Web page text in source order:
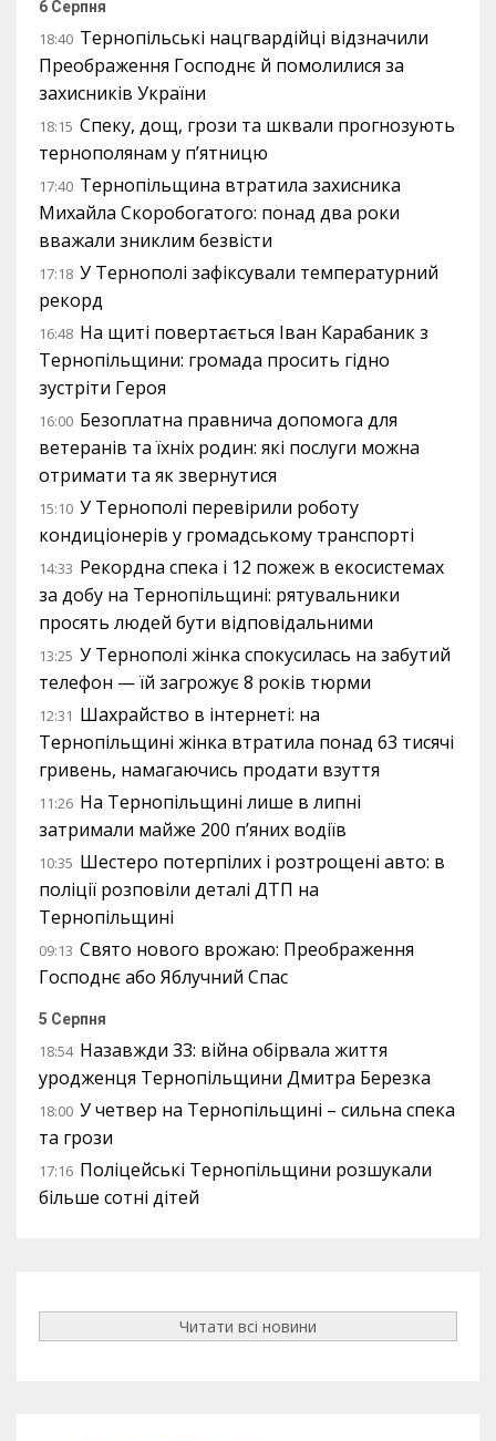
6 Серпня
18:40 Тернопільські нацгвардійці відзначили
Преображення Господнє й помолилися за
захисників України
18:15 Спеку, дощ, грози та шквали прогнозують
тернополянам у п’ятницю
17:40 Тернопільщина втратила захисника
Михайла Скоробогатого: понад два роки
вважали зниклим безвісти
17:18 У Тернополі зафіксували температурний
рекорд
16:48 На щиті повертається Іван Карабаник з
Тернопільщини: громада просить гідно
зустріти Героя
16:00 Безоплатна правнича допомога для
ветеранів та їхніх родин: які послуги можна
отримати та як звернутися
15:10 У Тернополі перевірили роботу
кондиціонерів у громадському транспорті
14:33 Рекордна спека і 12 пожеж в екосистемах
за добу на Тернопільщині: рятувальники
просять людей бути відповідальними
13:25 У Тернополі жінка спокусилась на забутий
телефон — їй загрожує 8 років тюрми
12:31 Шахрайство в інтернеті: на
Тернопільщині жінка втратила понад 63 тисячі
гривень, намагаючись продати взуття
11:26 На Тернопільщині лише в липні
затримали майже 200 п’яних водіїв
10:35 Шестеро потерпілих і розтрощені авто: в
поліції розповіли деталі ДТП на
Тернопільщині
09:13 Свято нового врожаю: Преображення
Господнє або Яблучний Спас
5 Серпня
18:54 Назавжди 33: війна обірвала життя
уродженця Тернопільщини Дмитра Березка
18:00 У четвер на Тернопільщині – сильна спека
та грози
17:16 Поліцейські Тернопільщини розшукали
більше сотні дітей
Читати всі новини